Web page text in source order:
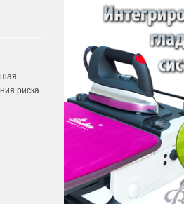
риска